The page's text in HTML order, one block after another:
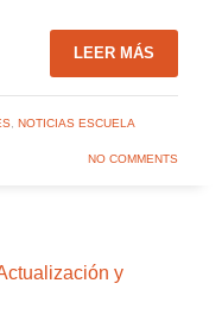
LEER MÁS
, NOTICIAS ESCUELA
NO COMMENTS
y